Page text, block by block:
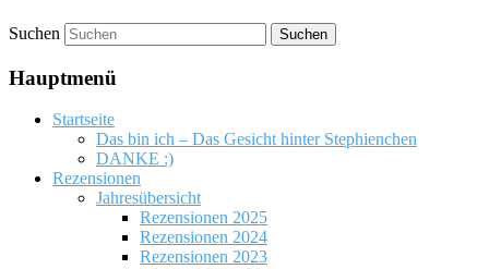
Suchen
Hauptmenü
Startseite
Das bin ich – Das Gesicht hinter Stephienchen
DANKE :)
Rezensionen
Jahresübersicht
Rezensionen 2025
Rezensionen 2024
Rezensionen 2023